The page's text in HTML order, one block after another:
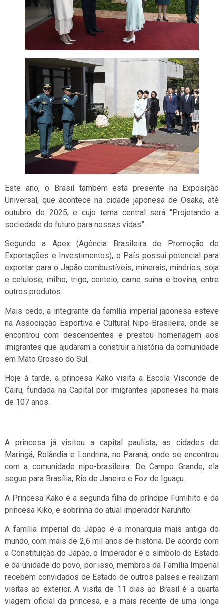
Este ano, o Brasil também está presente na Exposição
Universal, que acontece na cidade japonesa de Osaka, até
outubro de 2025, e cujo tema central será “Projetando a
sociedade do futuro para nossas vidas”.
Segundo a Apex (Agência Brasileira de Promoção de
Exportações e Investimentos), o País possui potencial para
exportar para o Japão combustíveis, minerais, minérios, soja
e celulose, milho, trigo, centeio, carne suína e bovina, entre
outros produtos.
Mais cedo, a integrante da família imperial japonesa esteve
na Associação Esportiva e Cultural Nipo-Brasileira, onde se
encontrou com descendentes e prestou homenagem aos
imigrantes que ajudaram a construir a história da comunidade
em Mato Grosso do Sul.
Hoje à tarde, a princesa Kako visita a Escola Visconde de
Cairu, fundada na Capital por imigrantes japoneses há mais
de 107 anos.
A princesa já visitou a capital paulista, as cidades de
Maringá, Rolândia e Londrina, no Paraná, onde se encontrou
com a comunidade nipo-brasileira. De Campo Grande, ela
segue para Brasília, Rio de Janeiro e Foz de Iguaçu.
A Princesa Kako é a segunda filha do príncipe Fumihito e da
princesa Kiko, e sobrinha do atual imperador Naruhito.
A família imperial do Japão é a monarquia mais antiga do
mundo, com mais de 2,6 mil anos de história. De acordo com
a Constituição do Japão, o Imperador é o símbolo do Estado
e da unidade do povo, por isso, membros da Família Imperial
recebem convidados de Estado de outros países e realizam
visitas ao exterior. A visita de 11 dias ao Brasil é a quarta
viagem oficial da princesa, e a mais recente de uma longa